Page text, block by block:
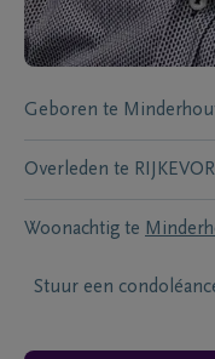
Geboren te
Overleden te
Woonachtig te
Stuur een